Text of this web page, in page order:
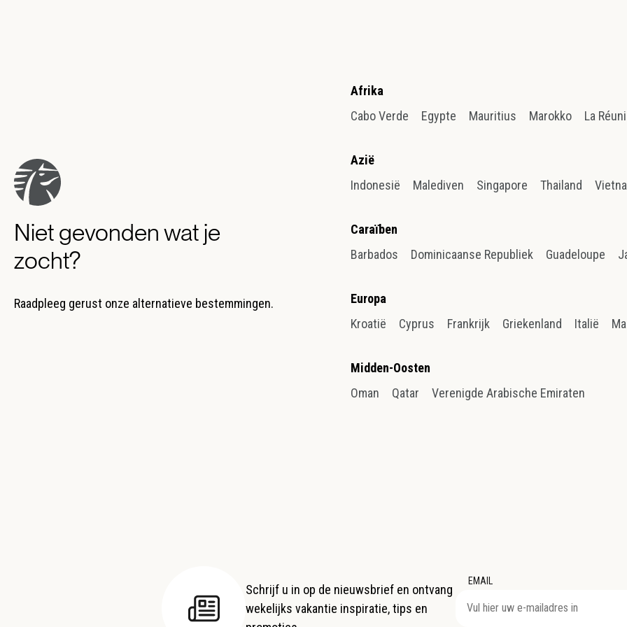
Niet gevonden wat je
zocht?
Raadpleeg gerust onze alternatieve bestemmingen.
Afrika
Cabo Verde
Egypte Mauritius Marokko La
Azië
Indonesië
Malediven Singapore Thailand
Caraïben
Barbados
Dominicaanse Republiek Guadeloupe
Europa
Kroatië
Cyprus Frankrijk Griekenland Italië
Midden-Oosten
Oman
Qatar Verenigde Arabische Emiraten
Schrijf u in op de nieuwsbrief en ontvang
wekelijks vakantie inspiratie, tips en
EMAIL